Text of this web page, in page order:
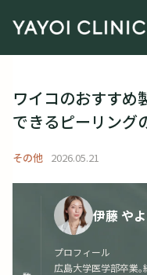
ワイコのおすすめ
できるピーリング
その他 2026.05.21
伊藤 や
プロフィール
広島大学医学部卒業